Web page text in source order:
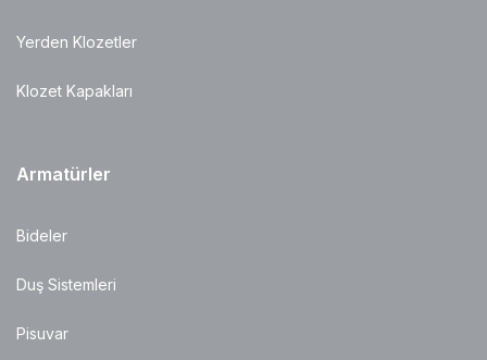
Yerden Klozetler
Klozet Kapakları
Armatürler
Bideler
Duş Sistemleri
Pisuvar